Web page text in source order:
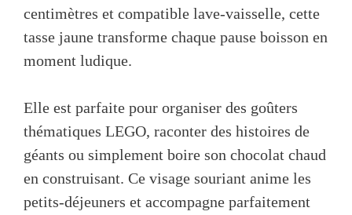
centimètres et compatible lave-vaisselle, cette
tasse jaune transforme chaque pause boisson en
moment ludique.
Elle est parfaite pour organiser des goûters
thématiques LEGO, raconter des histoires de
géants ou simplement boire son chocolat chaud
en construisant. Ce visage souriant anime les
petits-déjeuners et accompagne parfaitement